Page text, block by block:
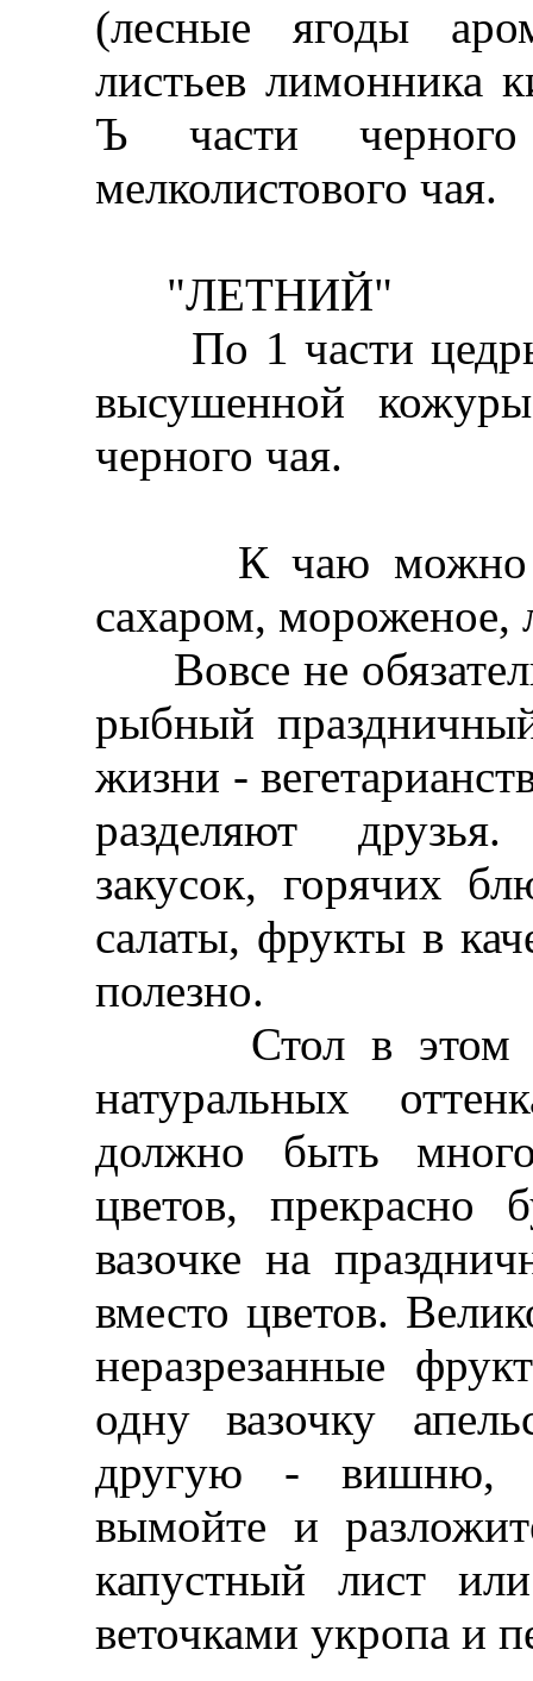
(лесные ягоды
листьев лимонника
Ъ части черного
мелколистового чая.
"ЛЕТНИЙ"
По 1 части цедры
высушенной
черного чая.
К чаю можно
сахаром, мороженое,
Вовсе не
рыбный
жизни -
разделяют
закусок, горячих
салаты, фрукты в
полезно.
Стол в этом
натуральных
должно быть
цветов, прекрасно
вазочке на
вместо цветов.
неразрезанные
одну вазочку
другую - вишню,
вымойте и
капустный лист
веточками укропа и